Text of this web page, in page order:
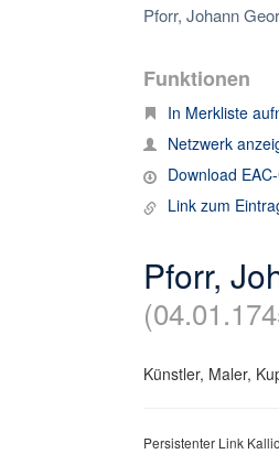
Pforr, Johann
Funktionen
In Merkliste
Netzwerk
Download
Link zum
Pforr,
Künstler, Maler,
Persistenter Link